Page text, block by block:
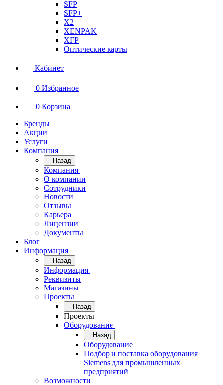
SFP
SFP+
X2
XENPAK
XFP
Оптические карты
Кабинет
0 Избранное
0 Корзина
Бренды
Акции
Услуги
Компания
Назад
Компания
О компании
Сотрудники
Новости
Отзывы
Карьера
Лицензии
Документы
Блог
Информация
Назад
Информация
Реквизиты
Магазины
Проекты
Назад
Проекты
Оборудование
Назад
Оборудование
Подбор и поставка оборудования
Siemens для промышленных
предприятий
Возможности